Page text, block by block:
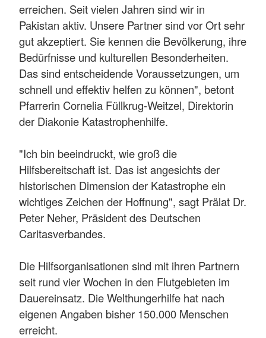
erreichen. Seit vielen Jahren sind wir in
Pakistan aktiv. Unsere Partner sind vor Ort sehr
gut akzeptiert. Sie kennen die Bevölkerung, ihre
Bedürfnisse und kulturellen Besonderheiten.
Das sind entscheidende Voraussetzungen, um
schnell und effektiv helfen zu können", betont
Pfarrerin Cornelia Füllkrug-Weitzel, Direktorin
der Diakonie Katastrophenhilfe.
"Ich bin beeindruckt, wie groß die
Hilfsbereitschaft ist. Das ist angesichts der
historischen Dimension der Katastrophe ein
wichtiges Zeichen der Hoffnung", sagt Prälat Dr.
Peter Neher, Präsident des Deutschen
Caritasverbandes.
Die Hilfsorganisationen sind mit ihren Partnern
seit rund vier Wochen in den Flutgebieten im
Dauereinsatz. Die Welthungerhilfe hat nach
eigenen Angaben bisher 150.000 Menschen
erreicht.